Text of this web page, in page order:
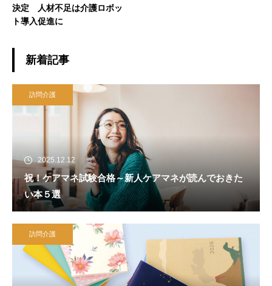
決定 人材不足は介護ロボッ
ト導入促進に
新着記事
訪問介護
2025.12.12
祝！ケアマネ試験合格～新人ケアマネが読んでおきた
い本５選
訪問介護